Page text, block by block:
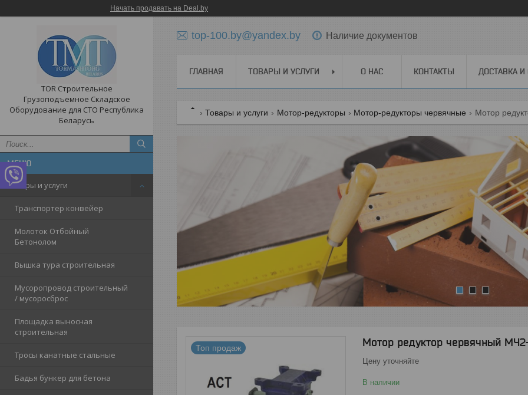
Начать продавать на Deal.by
TOR Строительное
Грузоподъемное Складское
Оборудование для СТО Республика
Беларусь
Товары и услуги
Транспортер конвейер
Молоток Отбойный
Бетонолом
Вышка тура строительная
Мусоропровод строительный
/ мусоросброс
Площадка выносная
строительная
Тросы канатные стальные
Бадья бункер для бетона
top-100.by@yandex.by Наличие документов
ГЛАВНАЯ ТОВАРЫ И УСЛУГИ О НАС КОНТАКТЫ ДОСТАВКА И
Товары и услуги Мотор-редукторы Мотор-редукторы червячные Мотор
Топ продаж Мотор редуктор червячный
Цену уточняйте
В наличии